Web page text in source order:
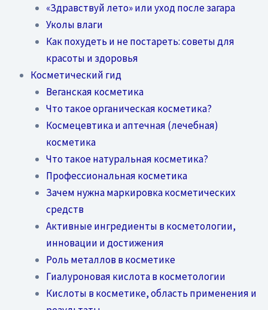
«Здравствуй лето» или уход после загара
Уколы влаги
Как похудеть и не постареть: советы для
красоты и здоровья
Косметический гид
Веганская косметика
Что такое органическая косметика?
Космецевтика и аптечная (лечебная)
косметика
Что такое натуральная косметика?
Профессиональная косметика
Зачем нужна маркировка косметических
средств
Активные ингредиенты в косметологии,
инновации и достижения
Роль металлов в косметике
Гиалуроновая кислота в косметологии
Кислоты в косметике, область применения и